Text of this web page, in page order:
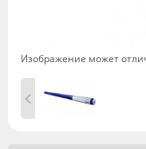
Изображение может